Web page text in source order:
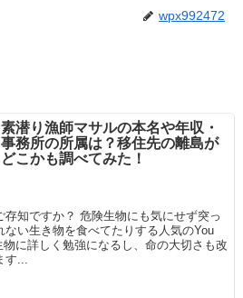
wpx992472
素潜り漁師マサルの本名や年収・
事務所の所属は？移住先の離島が
どこかも調べてみた！
知ですか？ 危険生物にも気にせず突っ
い生き物を食べてたりする人気のYou
に詳しく勉強になるし、命の大切さも改
...